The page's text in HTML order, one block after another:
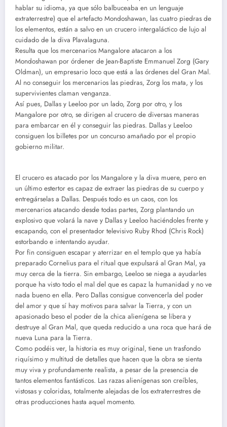
hablar su idioma, ya que sólo balbuceaba en un lenguaje
extraterrestre) que el artefacto Mondoshawan, las cuatro piedras de
los elementos, están a salvo en un crucero intergaláctico de lujo al
cuidado de la diva Plavalaguna.
Resulta que los mercenarios Mangalore atacaron a los
Mondoshawan por órdener de Jean-Baptiste Emmanuel Zorg (Gary
Oldman), un empresario loco que está a las órdenes del Gran Mal.
Al no conseguir los mercenarios las piedras, Zorg los mata, y los
supervivientes claman venganza.
Así pues, Dallas y Leeloo por un lado, Zorg por otro, y los
Mangalore por otro, se dirigen al crucero de diversas maneras
para embarcar en él y conseguir las piedras. Dallas y Leeloo
consiguen los billetes por un concurso amañado por el propio
gobierno militar.
El crucero es atacado por los Mangalore y la diva muere, pero en
un último estertor es capaz de extraer las piedras de su cuerpo y
entregárselas a Dallas. Después todo es un caos, con los
mercenarios atacando desde todas partes, Zorg plantando un
explosivo que volará la nave y Dallas y Leeloo haciéndoles frente y
escapando, con el presentador televisivo Ruby Rhod (Chris Rock)
estorbando e intentando ayudar.
Por fin consiguen escapar y aterrizar en el templo que ya había
preparado Cornelius para el ritual que expulsará al Gran Mal, ya
muy cerca de la tierra. Sin embargo, Leeloo se niega a ayudarles
porque ha visto todo el mal del que es capaz la humanidad y no ve
nada bueno en ella. Pero Dallas consigue convencerla del poder
del amor y que sí hay motivos para salvar la Tierra, y con un
apasionado beso el poder de la chica alienígena se libera y
destruye al Gran Mal, que queda reducido a una roca que hará de
nueva Luna para la Tierra.
Como podéis ver, la historia es muy original, tiene un trasfondo
riquísimo y multitud de detalles que hacen que la obra se sienta
muy viva y profundamente realista, a pesar de la presencia de
tantos elementos fantásticos. Las razas alienígenas son creíbles,
vistosas y coloridas, totalmente alejadas de los extraterrestres de
otras producciones hasta aquel momento.